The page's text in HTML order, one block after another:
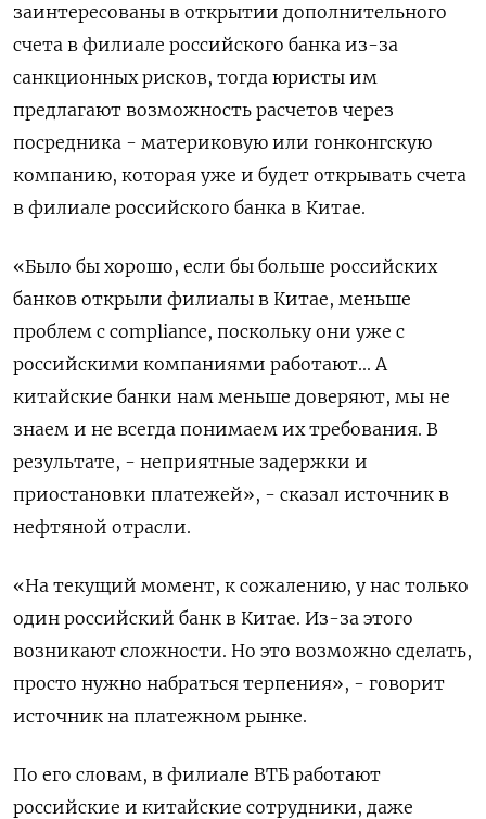
заинтересованы в открытии дополнительного
счета в филиале российского банка из-за
санкционных рисков, тогда юристы им
предлагают возможность расчетов через
посредника - материковую или гонконгскую
компанию, которая уже и будет открывать счета
в филиале российского банка в Китае.
«Было бы хорошо, если бы больше российских
банков открыли филиалы в Китае, меньше
проблем с compliance, поскольку они уже с
российскими компаниями работают... А
китайские банки нам меньше доверяют, мы не
знаем и не всегда понимаем их требования. В
результате, - неприятные задержки и
приостановки платежей», - сказал источник в
нефтяной отрасли.
«На текущий момент, к сожалению, у нас только
один российский банк в Китае. Из-за этого
возникают сложности. Но это возможно сделать,
просто нужно набраться терпения», - говорит
источник на платежном рынке.
По его словам, в филиале ВТБ работают
российские и китайские сотрудники, даже